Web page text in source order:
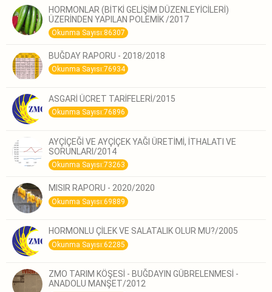
HORMONLAR (BİTKİ GELİŞİM DÜZENLEYİCİLERİ)
ÜZERİNDEN YAPILAN POLEMİK /2017
Okunma Sayısı:86307
BUĞDAY RAPORU - 2018/2018
Okunma Sayısı:76934
ASGARİ ÜCRET TARİFELERİ/2015
Okunma Sayısı:76896
AYÇİÇEĞİ VE AYÇİÇEK YAĞI ÜRETİMİ, İTHALATI VE
SORUNLARI/2014
Okunma Sayısı:73263
MISIR RAPORU - 2020/2020
Okunma Sayısı:69889
HORMONLU ÇİLEK VE SALATALIK OLUR MU?/2005
Okunma Sayısı:62285
ZMO TARIM KÖŞESİ - BUĞDAYIN GÜBRELENMESİ -
ANADOLU MANŞET/2012